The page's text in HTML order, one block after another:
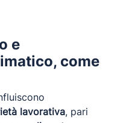
e
come
lavorativa, pari